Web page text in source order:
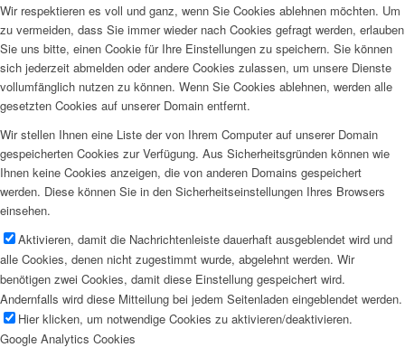
Wir respektieren es voll und ganz, wenn Sie Cookies ablehnen möchten. Um
zu vermeiden, dass Sie immer wieder nach Cookies gefragt werden, erlauben
Sie uns bitte, einen Cookie für Ihre Einstellungen zu speichern. Sie können
sich jederzeit abmelden oder andere Cookies zulassen, um unsere Dienste
vollumfänglich nutzen zu können. Wenn Sie Cookies ablehnen, werden alle
gesetzten Cookies auf unserer Domain entfernt.
Wir stellen Ihnen eine Liste der von Ihrem Computer auf unserer Domain
gespeicherten Cookies zur Verfügung. Aus Sicherheitsgründen können wie
Ihnen keine Cookies anzeigen, die von anderen Domains gespeichert
werden. Diese können Sie in den Sicherheitseinstellungen Ihres Browsers
einsehen.
Aktivieren, damit die Nachrichtenleiste dauerhaft ausgeblendet wird und
alle Cookies, denen nicht zugestimmt wurde, abgelehnt werden. Wir
benötigen zwei Cookies, damit diese Einstellung gespeichert wird.
Andernfalls wird diese Mitteilung bei jedem Seitenladen eingeblendet werden.
Hier klicken, um notwendige Cookies zu aktivieren/deaktivieren.
Google Analytics Cookies